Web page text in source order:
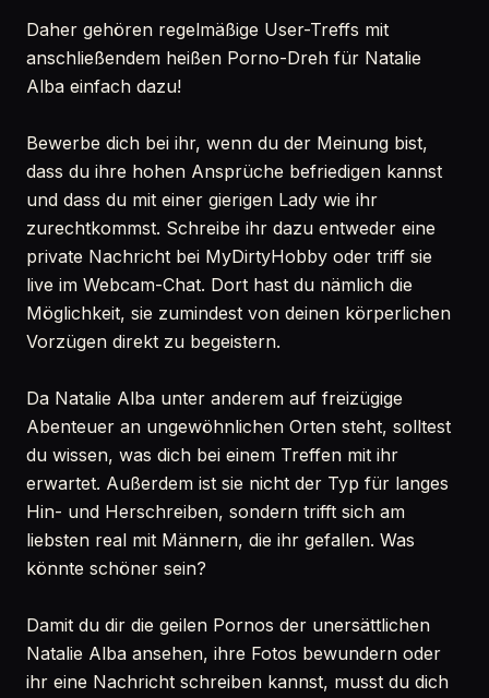
Daher gehören regelmäßige User-Treffs mit
anschließendem heißen Porno-Dreh für Natalie
Alba einfach dazu!
Bewerbe dich bei ihr, wenn du der Meinung bist,
dass du ihre hohen Ansprüche befriedigen kannst
und dass du mit einer gierigen Lady wie ihr
zurechtkommst. Schreibe ihr dazu entweder eine
private Nachricht bei MyDirtyHobby oder triff sie
live im Webcam-Chat. Dort hast du nämlich die
Möglichkeit, sie zumindest von deinen körperlichen
Vorzügen direkt zu begeistern.
Da Natalie Alba unter anderem auf freizügige
Abenteuer an ungewöhnlichen Orten steht, solltest
du wissen, was dich bei einem Treffen mit ihr
erwartet. Außerdem ist sie nicht der Typ für langes
Hin- und Herschreiben, sondern trifft sich am
liebsten real mit Männern, die ihr gefallen. Was
könnte schöner sein?
Damit du dir die geilen Pornos der unersättlichen
Natalie Alba ansehen, ihre Fotos bewundern oder
ihr eine Nachricht schreiben kannst, musst du dich